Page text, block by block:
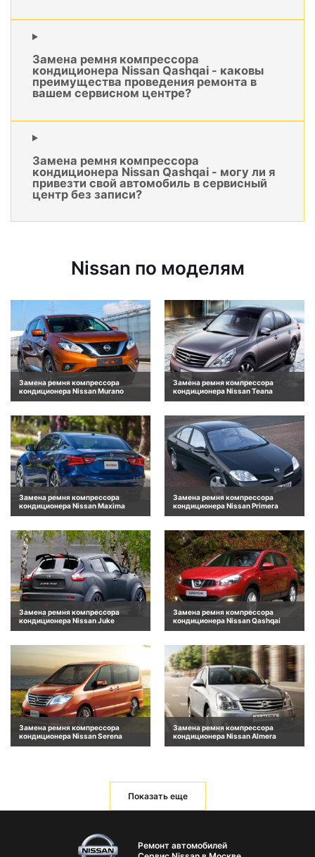
Замена ремня компрессора
кондиционера Nissan Qashqai - каковы
преимущества проведения ремонта в
вашем сервисном центре?
Замена ремня компрессора
кондиционера Nissan Qashqai - могу ли я
привезти свой автомобиль в сервисный
центр без записи?
Nissan по моделям
Замена ремня компрессора
кондиционера Nissan Murano
Замена ремня компрессора
кондиционера Nissan Teana
Замена ремня компрессора
кондиционера Nissan Maxima
Замена ремня компрессора
кондиционера Nissan Primera
Замена ремня компрессора
кондиционера Nissan Juke
Замена ремня компрессора
кондиционера Nissan Qashqai
Замена ремня компрессора
кондиционера Nissan Serena
Замена ремня компрессора
кондиционера Nissan Almera
Показать еще
Ремонт автомобилей